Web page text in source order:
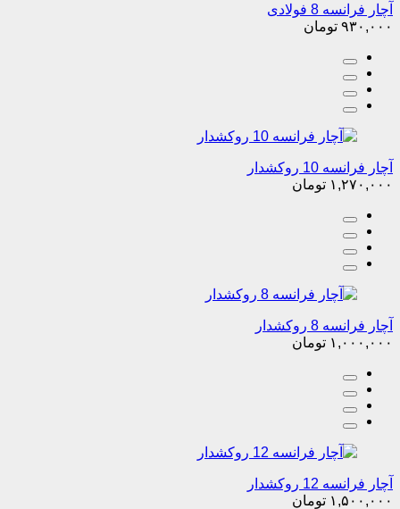
آچار فرانسه 8 فولادی
۹۳۰,۰۰۰ تومان
آچار فرانسه 10 روکشدار
۱,۲۷۰,۰۰۰ تومان
آچار فرانسه 8 روکشدار
۱,۰۰۰,۰۰۰ تومان
آچار فرانسه 12 روکشدار
۱,۵۰۰,۰۰۰ تومان